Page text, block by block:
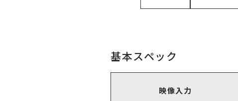
基本スペック
映像入力